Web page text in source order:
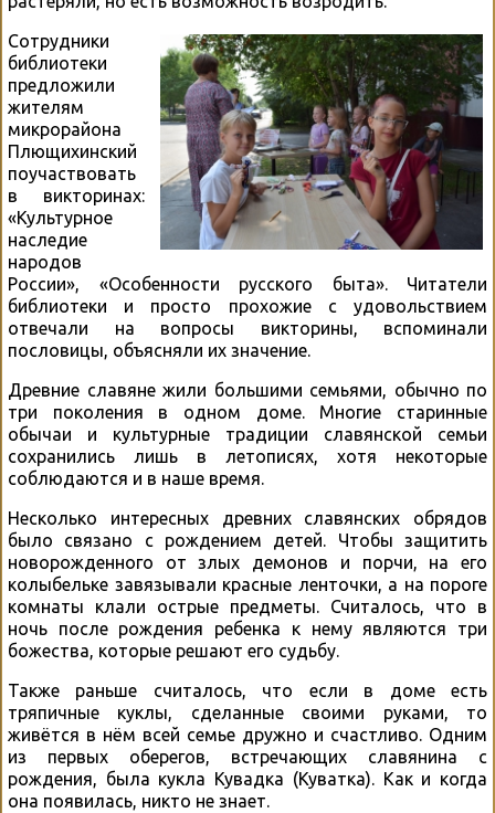
Сотрудники
библиотеки
предложили
жителям
микрорайона
Плющихинский
поучаствовать
в викторинах:
«Культурное
наследие
народов
России», «Особенности русского быта». Читатели
библиотеки и просто прохожие с удовольствием
отвечали на вопросы викторины, вспоминали
пословицы, объясняли их значение.
Древние славяне жили большими семьями, обычно по
три поколения в одном доме. Многие старинные
обычаи и культурные традиции славянской семьи
сохранились лишь в летописях, хотя некоторые
соблюдаются и в наше время.
Несколько интересных древних славянских обрядов
было связано с рождением детей. Чтобы защитить
новорожденного от злых демонов и порчи, на его
колыбельке завязывали красные ленточки, а на пороге
комнаты клали острые предметы. Считалось, что в
ночь после рождения ребенка к нему являются три
божества, которые решают его судьбу.
Также раньше считалось, что если в доме есть
тряпичные куклы, сделанные своими руками, то
живётся в нём всей семье дружно и счастливо. Одним
из первых оберегов, встречающих славянина с
рождения, была кукла Кувадка (Куватка). Как и когда
она появилась, никто не знает.